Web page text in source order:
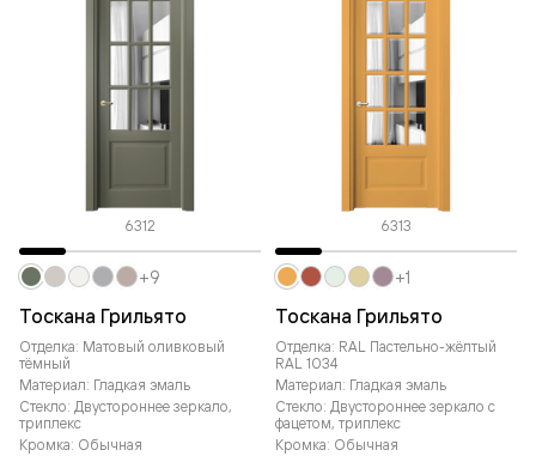
6312
Тоскана Грильято
Отделка: Матовый оливковый
тёмный
Материал: Гладкая эмаль
Стекло: Двустороннее зеркало,
триплекс
Кромка: Обычная
+9
6313
Тоскана Грильято
Отделка: RAL Пастельно-жёлтый
RAL 1034
Материал: Гладкая эмаль
Стекло: Двустороннее зеркало с
фацетом, триплекс
Кромка: Обычная
+1